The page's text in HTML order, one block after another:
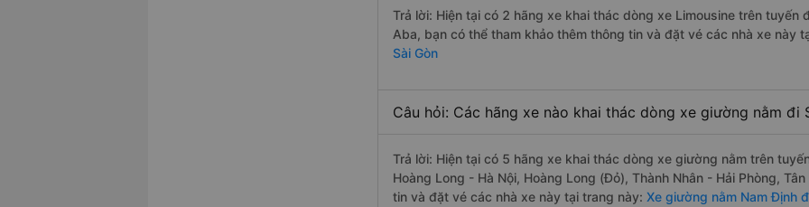
Trả lời: Hiện tại có 2 hãng xe khai thác dòng xe Limousine trên tuyến
Aba, bạn có thể tham khảo thêm thông tin và đặt vé các nhà xe này
Sài Gòn
Câu hỏi: Các hãng xe nào khai thác dòng xe giường nằm đi
Trả lời: Hiện tại có 5 hãng xe khai thác dòng xe giường nằm trên
Hoàng Long - Hà Nội, Hoàng Long (Đỏ), Thành Nhân - Hải Phòng,
tin và đặt vé các nhà xe này tại trang này: Xe giường nằm Nam Định